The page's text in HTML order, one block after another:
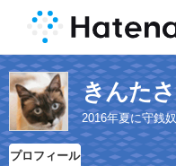
きんた
2016年夏に守銭
プロフィール